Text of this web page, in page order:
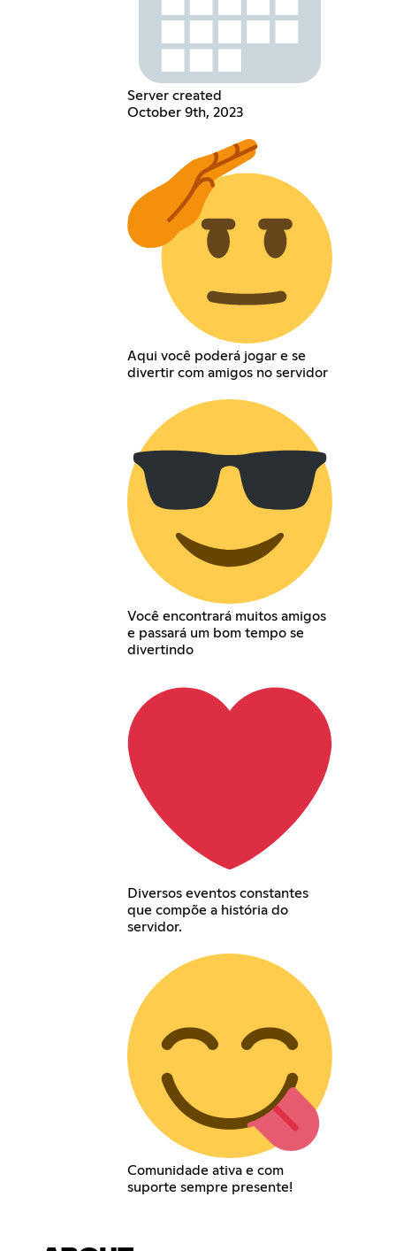
Server created
October 9th, 2023
Aqui você poderá jogar e se
divertir com amigos no servidor
Você encontrará muitos amigos
e passará um bom tempo se
divertindo
Diversos eventos constantes
que compõe a história do
servidor.
Comunidade ativa e com
suporte sempre presente!